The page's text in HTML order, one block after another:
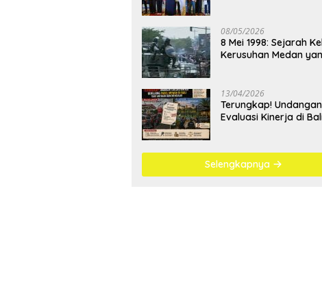
08/05/2026
8 Mei 1998: Sejarah
Kerusuhan Medan
13/04/2026
Terungkap! Undangan
Evaluasi Kinerja di
Mengular
Selengkapnya